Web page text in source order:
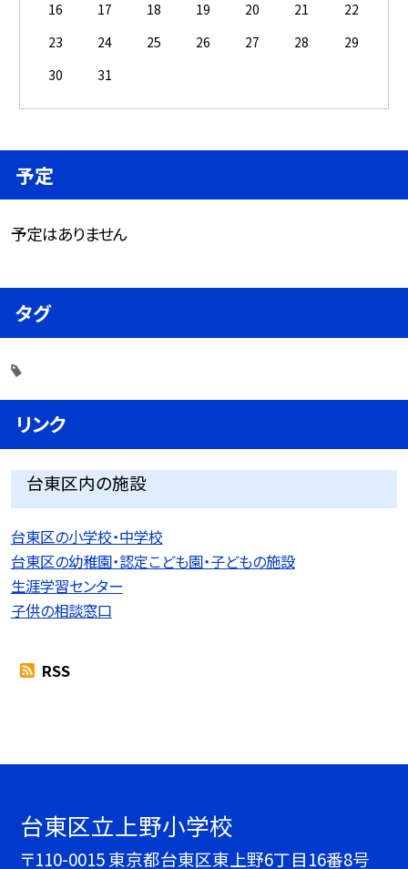
16
17 18 19 20 21
22
23
24 25 26 27 28
29
30
31
予定
予定はありません
タグ
リンク
台東区内の施設
台東区の小学校・中学校
台東区の幼稚園・認定こども園・子どもの施設
生涯学習センター
子供の相談窓口
RSS
台東区立上野小学校
〒110-0015 東京都台東区東上野6丁目16番8号